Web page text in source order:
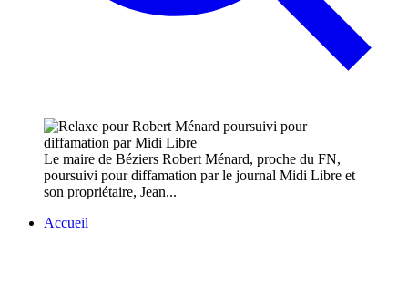
Le maire de Béziers Robert Ménard, proche du FN,
poursuivi pour diffamation par le journal Midi Libre et
son propriétaire, Jean...
Accueil